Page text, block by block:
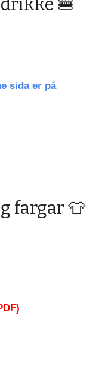
🍔
sida er på
fargar 👕